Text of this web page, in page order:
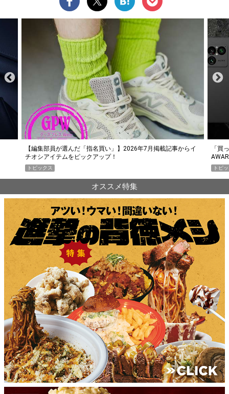
「買って損なし」の極上スマホ5選【GoodsPress 2026上半期
AWARD】
トピックス
薄着
PR
オススメ特集